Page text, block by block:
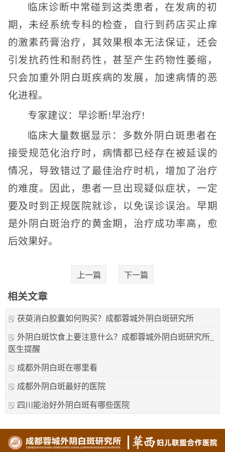
临床诊断中常碰到这类患者，在发病的初
期，未经系统专科的检查，自行到药店买止痒
的激素药膏治疗，其效果根本无法保证，还会
引发抗药性和耐药性，甚至产生药物性萎缩，
只会加重外阴白斑疾病的发展，加速病情的恶
化进程。
专家建议：早诊断!早治疗!
临床大量数据显示：多数外阴白斑患者在
接受规范化治疗时，病情都已经存在被延误的
情况，导致错过了最佳治疗时机，增加了治疗
的难度。因此，患者一旦出现疑似症状，一定
要及时到正规医院就诊，以免误诊误治。早期
是外阴白斑治疗的黄金期，治疗成功率高，愈
后效果好。
上一篇 下一篇
相关文章
茯萸消白胶囊如何购买？成都蓉城外阴白斑研究所
外阴白斑饮食上要注意什么？成都蓉城外阴白斑研究所_
医生提醒
成都外阴白斑在哪里看
成都外阴白斑最好的医院
四川能治好外阴白斑有哪些医院